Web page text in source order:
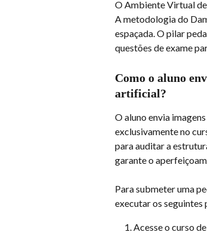
O Ambiente Virtual
A metodologia do
espaçada. O pilar
questões de exame
Como o aluno
artificial?
O aluno envia
exclusivamente no
para auditar a
garante o
Para submeter uma
executar os seguintes
Acesse o curso